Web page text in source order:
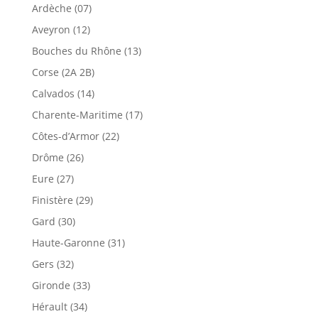
Ardèche (07)
Aveyron (12)
Bouches du Rhône (13)
Corse (2A 2B)
Calvados (14)
Charente-Maritime (17)
Côtes-d’Armor (22)
Drôme (26)
Eure (27)
Finistère (29)
Gard (30)
Haute-Garonne (31)
Gers (32)
Gironde (33)
Hérault (34)